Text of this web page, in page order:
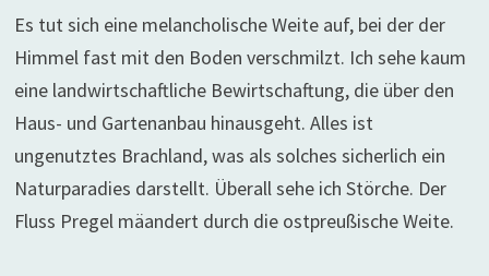
Es tut sich eine melancholische Weite auf, bei der der
Himmel fast mit den Boden verschmilzt. Ich sehe kaum
eine landwirtschaftliche Bewirtschaftung, die über den
Haus- und Gartenanbau hinausgeht. Alles ist
ungenutztes Brachland, was als solches sicherlich ein
Naturparadies darstellt. Überall sehe ich Störche. Der
Fluss Pregel mäandert durch die ostpreußische Weite.